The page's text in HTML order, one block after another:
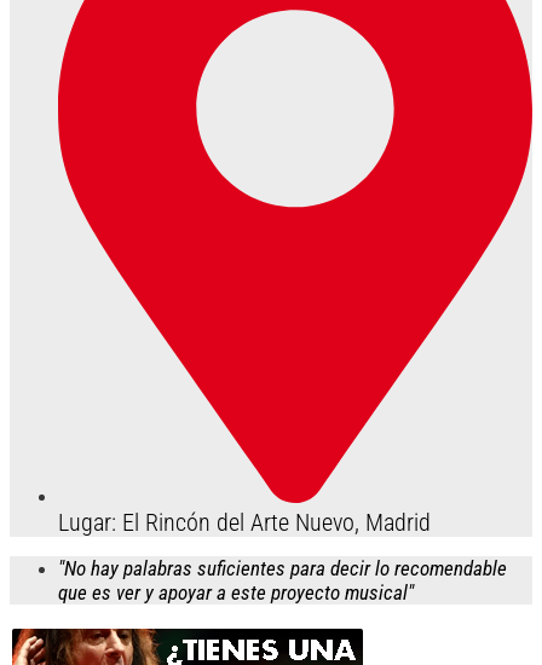
Lugar: El Rincón del Arte Nuevo, Madrid
"No hay palabras suficientes para decir lo recomendable
que es ver y apoyar a este proyecto musical"